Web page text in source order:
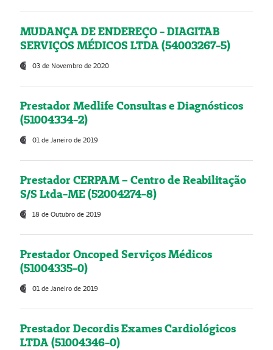
MUDANÇA DE ENDEREÇO - DIAGITAB
SERVIÇOS MÉDICOS LTDA (54003267-5)
03 de Novembro de 2020
Prestador Medlife Consultas e Diagnósticos
(51004334-2)
01 de Janeiro de 2019
Prestador CERPAM – Centro de Reabilitação
S/S Ltda-ME (52004274-8)
18 de Outubro de 2019
Prestador Oncoped Serviços Médicos
(51004335-0)
01 de Janeiro de 2019
Prestador Decordis Exames Cardiológicos
LTDA (51004346-0)